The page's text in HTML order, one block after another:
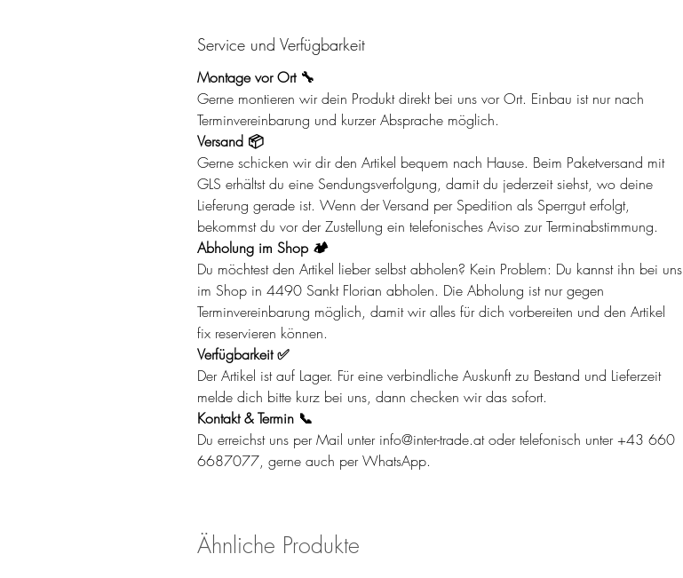
Service und Verfügbarkeit
Montage vor Ort 🔧
Gerne montieren wir dein Produkt direkt bei uns vor Ort. Einbau ist nur nach
Terminvereinbarung und kurzer Absprache möglich.
Versand 📦
Gerne schicken wir dir den Artikel bequem nach Hause. Beim Paketversand mit
GLS erhältst du eine Sendungsverfolgung, damit du jederzeit siehst, wo deine
Lieferung gerade ist. Wenn der Versand per Spedition als Sperrgut erfolgt,
bekommst du vor der Zustellung ein telefonisches Aviso zur Terminabstimmung.
Abholung im Shop 🏕️
Du möchtest den Artikel lieber selbst abholen? Kein Problem: Du kannst ihn bei uns
im Shop in 4490 Sankt Florian abholen. Die Abholung ist nur gegen
Terminvereinbarung möglich, damit wir alles für dich vorbereiten und den Artikel
fix reservieren können.
Verfügbarkeit ✅
Der Artikel ist auf Lager. Für eine verbindliche Auskunft zu Bestand und Lieferzeit
melde dich bitte kurz bei uns, dann checken wir das sofort.
Kontakt & Termin 📞
Du erreichst uns per Mail unter info@inter-trade.at oder telefonisch unter +43 660
6687077, gerne auch per WhatsApp.
Ähnliche Produkte